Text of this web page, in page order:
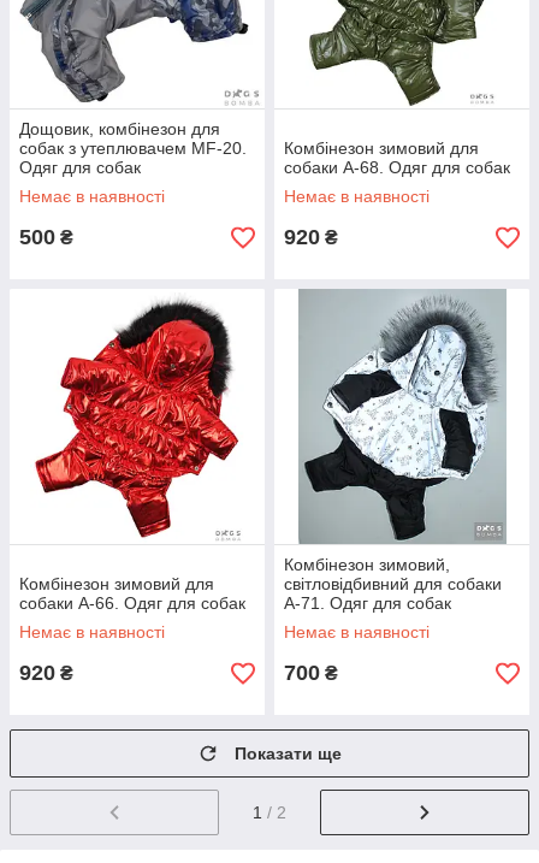
Дощовик, комбінезон для
собак з утеплювачем MF-20.
Одяг для собак
Немає в наявності
500 ₴
Комбінезон зимовий для
собаки А-68. Одяг для собак
Немає в наявності
920 ₴
Комбінезон зимовий для
собаки А-66. Одяг для собак
Немає в наявності
920 ₴
Комбінезон зимовий,
світловідбивний для собаки
А-71. Одяг для собак
Немає в наявності
700 ₴
Показати ще
1 / 2